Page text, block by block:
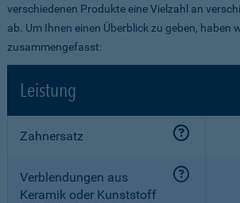
verschiedenen Produkte eine Vielzahl an
ab. Um Ihnen einen Überblick zu geben, haben
zusammengefasst:
Leistung
Zahnersatz
Verblendungen aus
Keramik oder Kunststoff